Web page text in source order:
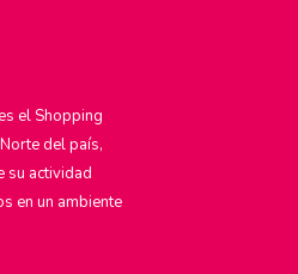
el Shopping
del país,
su actividad
en un ambiente